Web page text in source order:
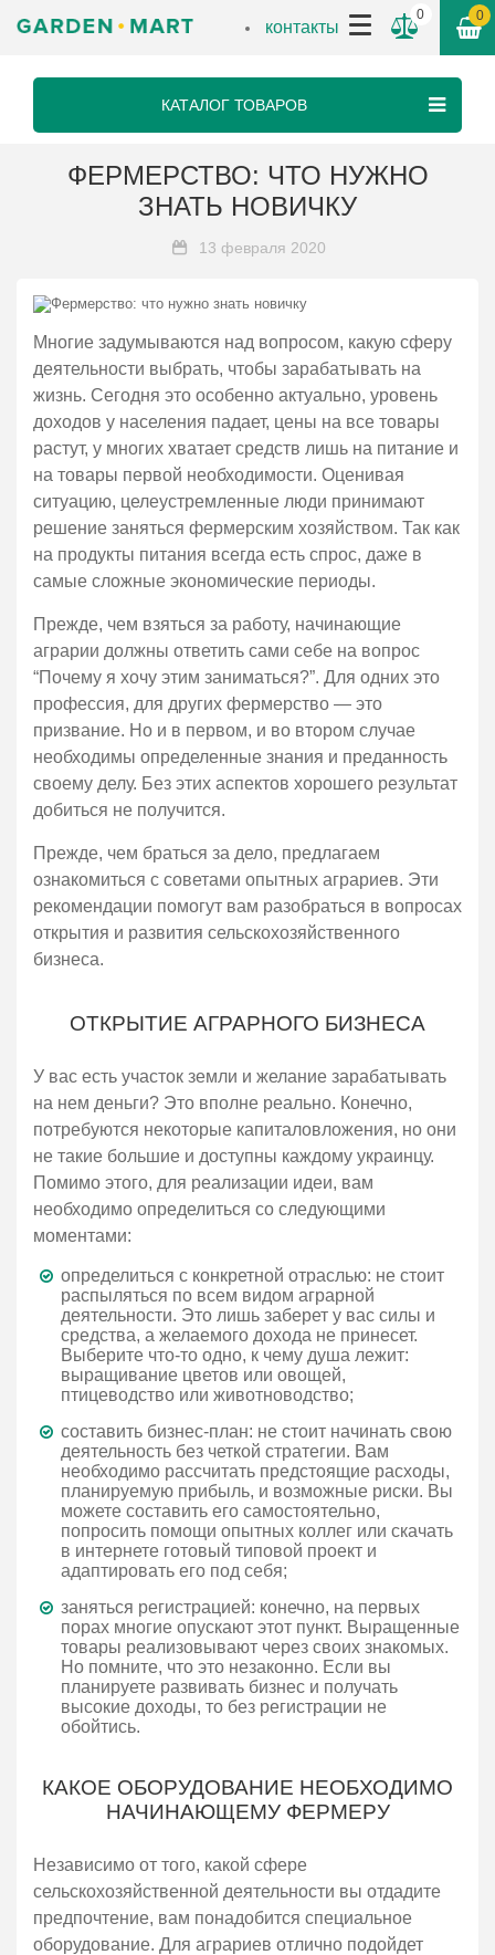
контакты
0 0
КАТАЛОГ ТОВАРОВ
ФЕРМЕРСТВО: ЧТО НУЖНО
ЗНАТЬ НОВИЧКУ
13 февраля 2020
Многие задумываются над вопросом, какую сферу
деятельности выбрать, чтобы зарабатывать на
жизнь. Сегодня это особенно актуально, уровень
доходов у населения падает, цены на все товары
растут, у многих хватает средств лишь на питание и
на товары первой необходимости. Оценивая
ситуацию, целеустремленные люди принимают
решение заняться фермерским хозяйством. Так как
на продукты питания всегда есть спрос, даже в
самые сложные экономические периоды.
Прежде, чем взяться за работу, начинающие
аграрии должны ответить сами себе на вопрос
“Почему я хочу этим заниматься?”. Для одних это
профессия, для других фермерство — это
призвание. Но и в первом, и во втором случае
необходимы определенные знания и преданность
своему делу. Без этих аспектов хорошего результат
добиться не получится.
Прежде, чем браться за дело, предлагаем
ознакомиться с советами опытных аграриев. Эти
рекомендации помогут вам разобраться в вопросах
открытия и развития сельскохозяйственного
бизнеса.
ОТКРЫТИЕ АГРАРНОГО БИЗНЕСА
У вас есть участок земли и желание зарабатывать
на нем деньги? Это вполне реально. Конечно,
потребуются некоторые капиталовложения, но они
не такие большие и доступны каждому украинцу.
Помимо этого, для реализации идеи, вам
необходимо определиться со следующими
моментами:
определиться с конкретной отраслью: не стоит
распыляться по всем видом аграрной
деятельности. Это лишь заберет у вас силы и
средства, а желаемого дохода не принесет.
Выберите что-то одно, к чему душа лежит:
выращивание цветов или овощей,
птицеводство или животноводство;
составить бизнес-план: не стоит начинать свою
деятельность без четкой стратегии. Вам
необходимо рассчитать предстоящие расходы,
планируемую прибыль, и возможные риски. Вы
можете составить его самостоятельно,
попросить помощи опытных коллег или скачать
в интернете готовый типовой проект и
адаптировать его под себя;
заняться регистрацией: конечно, на первых
порах многие опускают этот пункт. Выращенные
товары реализовывают через своих знакомых.
Но помните, что это незаконно. Если вы
планируете развивать бизнес и получать
высокие доходы, то без регистрации не
обойтись.
КАКОЕ ОБОРУДОВАНИЕ НЕОБХОДИМО
НАЧИНАЮЩЕМУ ФЕРМЕРУ
Независимо от того, какой сфере
сельскохозяйственной деятельности вы отдадите
предпочтение, вам понадобится специальное
оборудование. Для аграриев отлично подойдет